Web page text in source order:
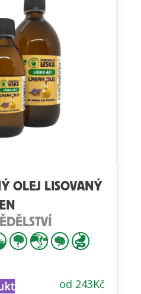
OLEJ LISOVANÝ
od 243Kč